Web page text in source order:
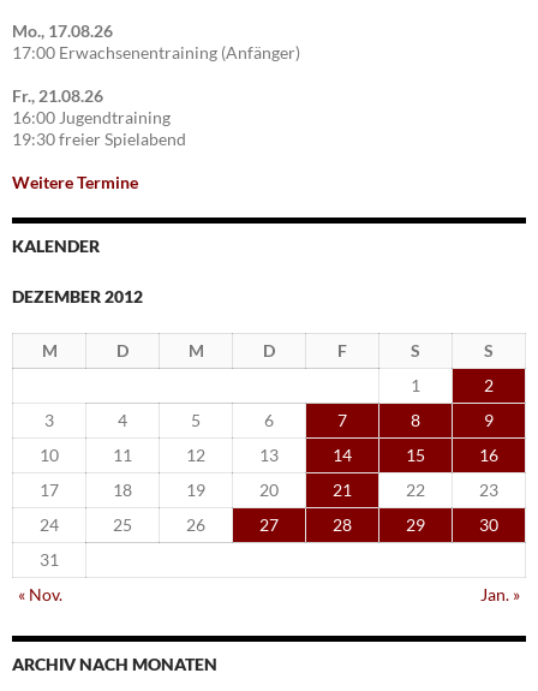
Mo., 17.08.26
17:00 Erwachsenentraining (Anfänger)
Fr., 21.08.26
16:00 Jugendtraining
19:30 freier Spielabend
Weitere Termine
KALENDER
DEZEMBER 2012
M D M D F S
S
1
2
3
4 5 6 7 8
9
10
11 12 13 14 15
16
17
18 19 20 21 22
23
24
25 26 27 28 29
30
31
« Nov.
Jan. »
ARCHIV NACH MONATEN